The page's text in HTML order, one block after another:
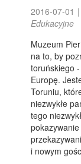
2016-07-01 |
Edukacyjne
Muzeum
na to, by
toruńskiego
Europę.
Toruniu,
niezwykłe
tego
i nowym